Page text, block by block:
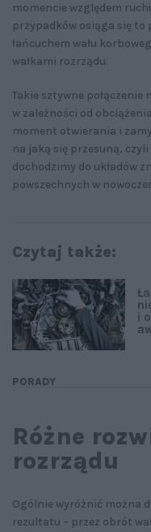
momencie względem
przypadków osiąga się to
łańcuchem wału
wałkami rozrządu.
Takie sztywne
w zależności od
moment otwierania i
na jaką się przesuną,
dochodzimy do układów
powszechnych w
Czytaj także:
PORADY
i
Różne
rozrządu
Ogólnie wyróżnić można
rezultatu – przez obrót